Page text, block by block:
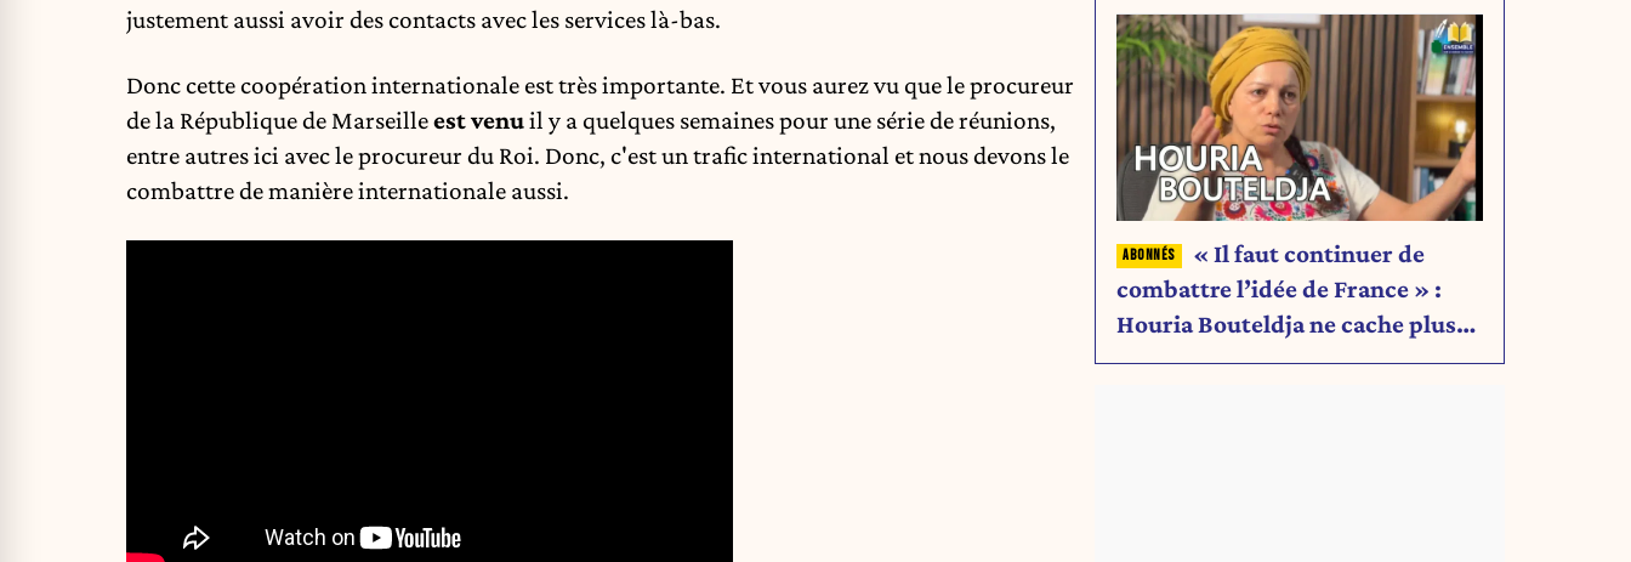
justement aussi avoir des contacts avec les services là-bas.
Donc cette coopération internationale est très importante. Et vous aurez vu que le procureur
de la République de Marseilleest venuil y a quelques semaines pour une série de réunions,
entre autres ici avec le procureur du Roi. Donc, c'est un trafic international et nous devons le
combattre de manière internationale aussi.
« Il faut continuer de
combattre l’idée de France » :
Houria Bouteldja ne cache plus
rien de son projet